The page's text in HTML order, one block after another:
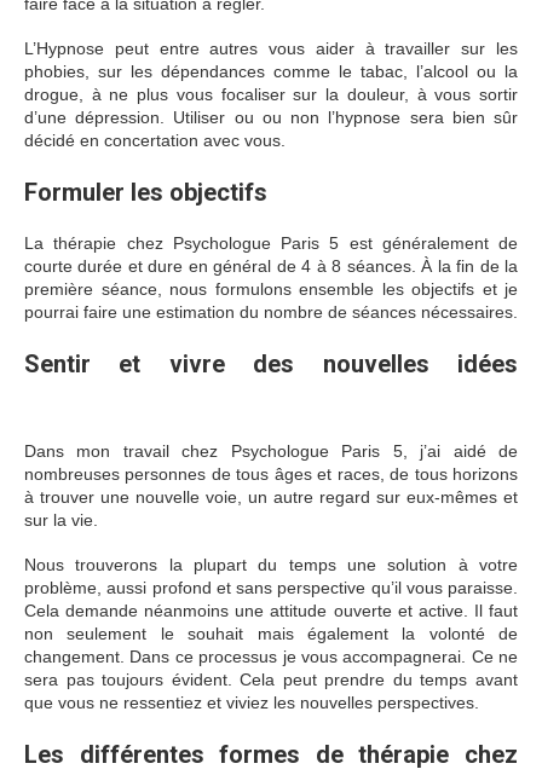
L’Hypnose peut entre autres vous aider à travailler sur les
phobies, sur les dépendances comme le tabac, l’alcool ou la
drogue, à ne plus vous focaliser sur la douleur, à vous sortir
d’une dépression. Utiliser ou ou non l’hypnose sera bien sûr
décidé en concertation avec vous.
Formuler les objectifs
La thérapie chez Psychologue Paris 5 est généralement de
courte durée et dure en général de 4 à 8 séances. À la fin de la
première séance, nous formulons ensemble les objectifs et je
pourrai faire une estimation du nombre de séances nécessaires.
Sentir et vivre des nouvelles idées
Dans mon travail chez Psychologue Paris 5, j’ai aidé de
nombreuses personnes de tous âges et races, de tous horizons
à trouver une nouvelle voie, un autre regard sur eux-mêmes et
sur la vie.
Nous trouverons la plupart du temps une solution à votre
problème, aussi profond et sans perspective qu’il vous paraisse.
Cela demande néanmoins une attitude ouverte et active. Il faut
non seulement le souhait mais également la volonté de
changement. Dans ce processus je vous accompagnerai. Ce ne
sera pas toujours évident. Cela peut prendre du temps avant
que vous ne ressentiez et viviez les nouvelles perspectives.
Les différentes formes de thérapie chez